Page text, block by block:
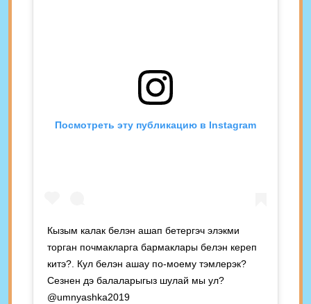
Посмотреть эту публикацию в Instagram
Кызым калак белэн ашап бетергэч элэкми
торган почмакларга бармаклары белэн кереп
китэ?. Кул белэн ашау по-моему тэмлерэк?
Сезнен дэ балаларыгыз шулай мы ул?
@umnyashka2019